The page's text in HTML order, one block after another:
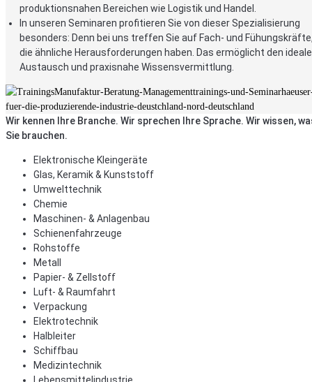
produktionsnahen Bereichen wie Logistik und Handel.
In unseren Seminaren profitieren Sie von dieser Spezialisierung
besonders: Denn bei uns treffen Sie auf Fach- und
die ähnliche Herausforderungen haben. Das ermöglicht den
Austausch und praxisnahe Wissensvermittlung.
Wir kennen Ihre Branche. Wir sprechen Ihre Sprache. Wir wissen,
Sie brauchen.
Elektronische Kleingeräte
Glas, Keramik & Kunststoff
Umwelttechnik
Chemie
Maschinen- & Anlagenbau
Schienenfahrzeuge
Rohstoffe
Metall
Papier- & Zellstoff
Luft- & Raumfahrt
Verpackung
Elektrotechnik
Halbleiter
Schiffbau
Medizintechnik
Lebensmittelindustrie